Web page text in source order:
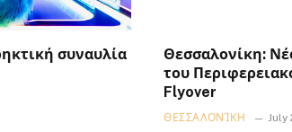
συναυλία
Θεσσαλονίκη:
του
Flyover
ΘΕΣΣΑΛΟΝΊΚΗ July